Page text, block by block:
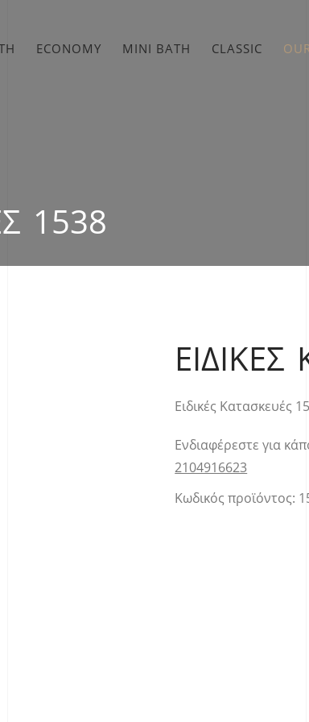
ECONOMY MINI BATH CLASSIC
1538
Ειδικές Κατασκευές
Ενδιαφέρεστε για
2104916623
Κωδικός προϊόντος: